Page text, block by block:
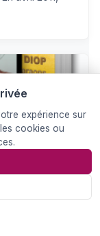
23 Sep 2014
EN
expérience sur
cookies ou